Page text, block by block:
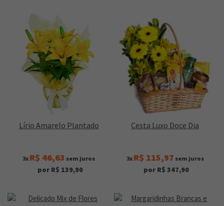
Lírio Amarelo Plantado
3x R$ 46,63 sem juros
por R$ 139,90
Cesta Luxo Doce Dia
3x R$ 115,97 sem juros
por R$ 347,90